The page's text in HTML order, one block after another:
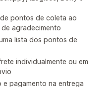
pontos de coleta ao
agradecimento
lista dos pontos de
individualmente ou em
e pagamento na entrega